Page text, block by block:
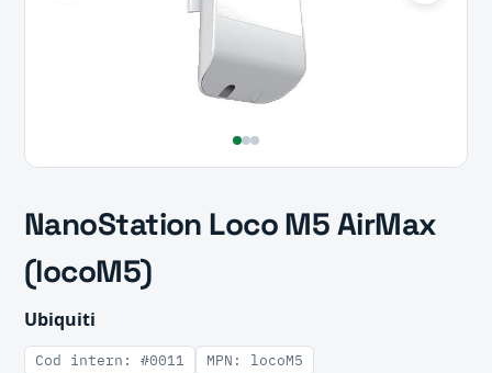
NanoStation Loco M5 AirMax
(locoM5)
Ubiquiti
Cod intern: #0011
MPN: locoM5